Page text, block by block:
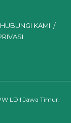
HUBUNGI KAMI
LDII Jawa Timur.